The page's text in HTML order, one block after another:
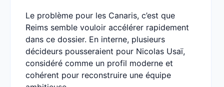
Le problème pour les Canaris, c’est que
Reims semble vouloir accélérer rapidement
dans ce dossier. En interne, plusieurs
décideurs pousseraient pour Nicolas Usaï,
considéré comme un profil moderne et
cohérent pour reconstruire une équipe